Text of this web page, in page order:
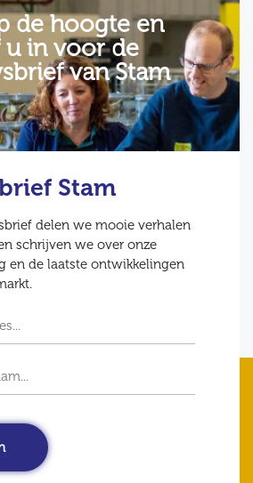
de hoogte en
u in voor de
van Stam
Stam
delen we mooie verhalen
schrijven we over onze
en de laatste ontwikkelingen